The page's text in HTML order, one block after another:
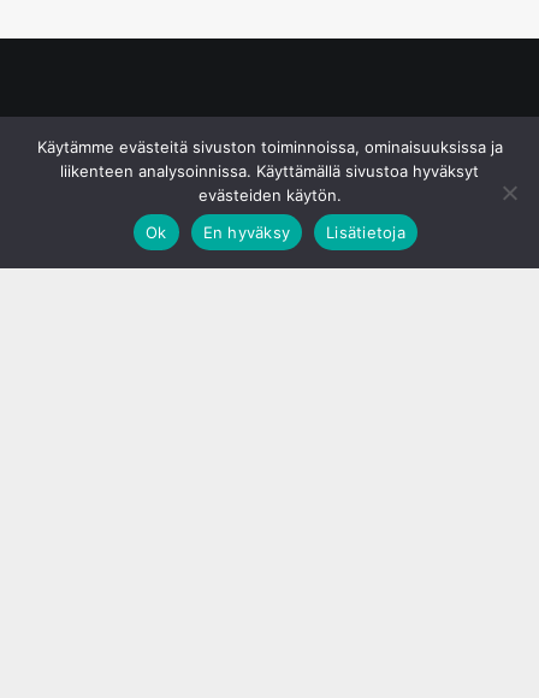
Käytämme evästeitä sivuston toiminnoissa, ominaisuuksissa ja
liikenteen analysoinnissa. Käyttämällä sivustoa hyväksyt
evästeiden käytön.
Ok
En hyväksy Lisätietoja